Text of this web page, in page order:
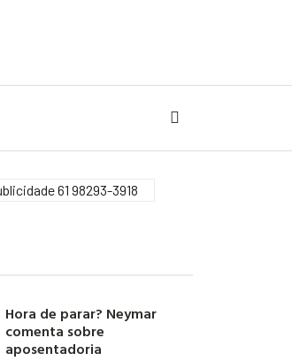
Hora de parar? Neymar
comenta sobre
aposentadoria